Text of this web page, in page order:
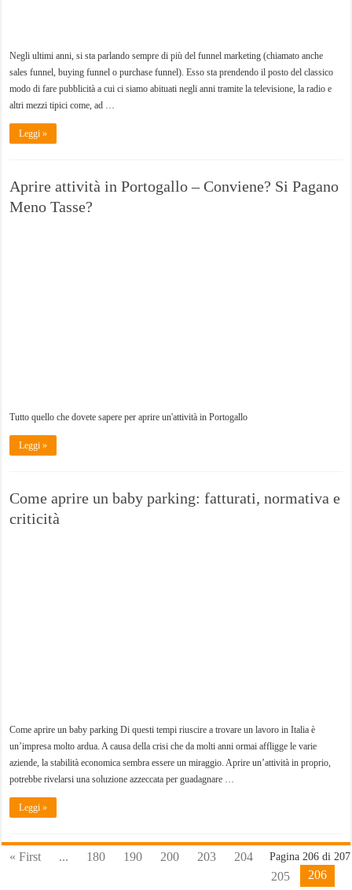
Negli ultimi anni, si sta parlando sempre di più del funnel marketing (chiamato anche
sales funnel, buying funnel o purchase funnel). Esso sta prendendo il posto del classico
modo di fare pubblicità a cui ci siamo abituati negli anni tramite la televisione, la radio e
altri mezzi tipici come, ad …
Leggi »
Aprire attività in Portogallo – Conviene? Si Pagano
Meno Tasse?
Tutto quello che dovete sapere per aprire un'attività in Portogallo
Leggi »
Come aprire un baby parking: fatturati, normativa e
criticità
Come aprire un baby parking Di questi tempi riuscire a trovare un lavoro in Italia è
un’impresa molto ardua. A causa della crisi che da molti anni ormai affligge le varie
aziende, la stabilità economica sembra essere un miraggio. Aprire un’attività in proprio,
potrebbe rivelarsi una soluzione azzeccata per guadagnare …
Leggi »
Pagina 206 di 207
« First ... 180 190 200 203
204
205
206